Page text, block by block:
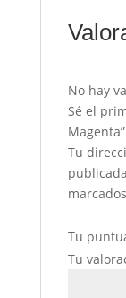
No hay
Sé el
Magenta”
Tu
Tu
Tu